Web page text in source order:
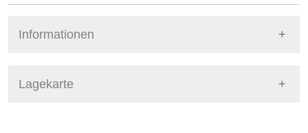
Informationen
Lagekarte